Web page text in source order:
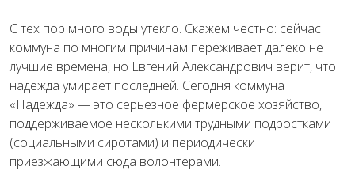
С тех пор много воды утекло. Скажем честно: сейчас
коммуна по многим причинам переживает далеко не
лучшие времена, но Евгений Александрович верит, что
надежда умирает последней. Сегодня коммуна
«Надежда» — это серьезное фермерское хозяйство,
поддерживаемое несколькими трудными подростками
(социальными сиротами) и периодически
приезжающими сюда волонтерами.